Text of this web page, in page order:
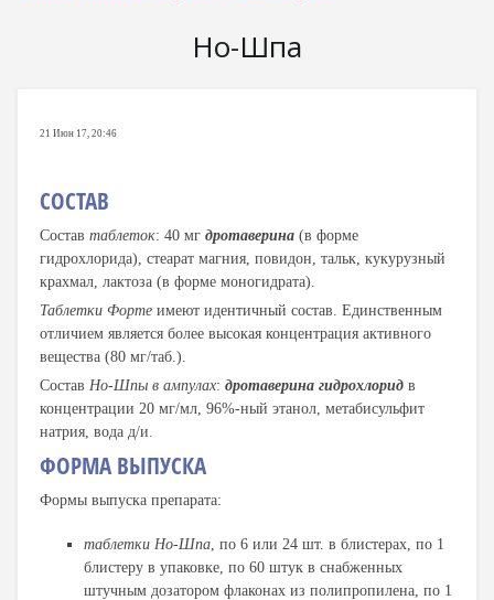
Но-Шпа
21 Июн 17, 20:46
СОСТАВ
Состав таблеток: 40 мг дротаверина (в форме
гидрохлорида), стеарат магния, повидон, тальк, кукурузный
крахмал, лактоза (в форме моногидрата).
Таблетки Форте имеют идентичный состав. Единственным
отличием является более высокая концентрация активного
вещества (80 мг/таб.).
Состав Но-Шпы в ампулах: дротаверина гидрохлорид в
концентрации 20 мг/мл, 96%-ный этанол, метабисульфит
натрия, вода д/и.
ФОРМА ВЫПУСКА
Формы выпуска препарата:
таблетки Но-Шпа, по 6 или 24 шт. в блистерах, по 1
блистеру в упаковке, по 60 штук в снабженных
штучным дозатором флаконах из полипропилена, по 1